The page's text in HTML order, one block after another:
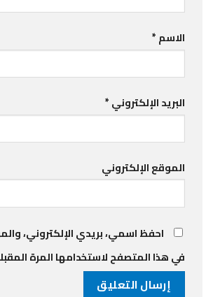
الاسم*
البريد الإلكتروني*
الموقع الإلكتروني
احفظ اسمي، بريدي الإلكتروني،
في هذا المتصفح لاستخدامها المرة